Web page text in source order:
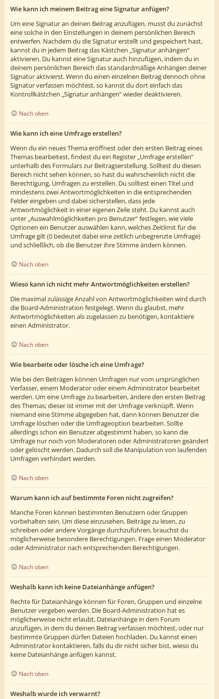
Wie kann ich meinem Beitrag eine Signatur anfügen?
Um eine Signatur an deinen Beitrag anzufügen, musst du zunächst
eine solche in den Einstellungen in deinem persönlichen Bereich
entwerfen. Nachdem du die Signatur erstellt und gespeichert hast,
kannst du in jedem Beitrag das Kästchen „Signatur anhängen“
aktivieren. Du kannst eine Signatur auch hinzufügen, indem du in
deinem persönlichen Bereich das standardmäßige Anhängen deiner
Signatur aktivierst. Wenn du einen einzelnen Beitrag dennoch ohne
Signatur verfassen möchtest, so kannst du dort einfach das
Kontrollkästchen „Signatur anhängen“ wieder deaktivieren.
Nach oben
Wie kann ich eine Umfrage erstellen?
Wenn du ein neues Thema eröffnest oder den ersten Beitrag eines
Themas bearbeitest, findest du ein Register „Umfrage erstellen“
unterhalb des Formulars zur Beitragserstellung. Solltest du diesen
Bereich nicht sehen können, so hast du wahrscheinlich nicht die
Berechtigung, Umfragen zu erstellen. Du solltest einen Titel und
mindestens zwei Antwortmöglichkeiten in die entsprechenden
Felder eingeben und dabei sicherstellen, dass jede
Antwortmöglichkeit in einer eigenen Zeile steht. Du kannst auch
unter „Auswahlmöglichkeiten pro Benutzer“ festlegen, wie viele
Optionen ein Benutzer auswählen kann, welches Zeitlimit für die
Umfrage gilt (0 bedeutet dabei eine zeitlich unbegrenzte Umfrage)
und schließlich, ob die Benutzer ihre Stimme ändern können.
Nach oben
Wieso kann ich nicht mehr Antwortmöglichkeiten erstellen?
Die maximal zulässige Anzahl von Antwortmöglichkeiten wird durch
die Board-Administration festgelegt. Wenn du glaubst, mehr
Antwortmöglichkeiten als zugelassen zu benötigen, kontaktiere
einen Administrator.
Nach oben
Wie bearbeite oder lösche ich eine Umfrage?
Wie bei den Beiträgen können Umfragen nur vom ursprünglichen
Verfasser, einem Moderator oder einem Administrator bearbeitet
werden. Um eine Umfrage zu bearbeiten, ändere den ersten Beitrag
des Themas; dieser ist immer mit der Umfrage verknüpft. Wenn
niemand eine Stimme abgegeben hat, dann können Benutzer die
Umfrage löschen oder die Umfrageoption bearbeiten. Sollte
allerdings schon ein Benutzer abgestimmt haben, so kann die
Umfrage nur noch von Moderatoren oder Administratoren geändert
oder gelöscht werden. Dadurch soll die Manipulation von laufenden
Umfragen verhindert werden.
Nach oben
Warum kann ich auf bestimmte Foren nicht zugreifen?
Manche Foren können bestimmten Benutzern oder Gruppen
vorbehalten sein. Um diese einzusehen, Beiträge zu lesen, zu
schreiben oder andere Vorgänge durchzuführen, brauchst du
möglicherweise besondere Berechtigungen. Frage einen Moderator
oder Administrator nach entsprechenden Berechtigungen.
Nach oben
Weshalb kann ich keine Dateianhänge anfügen?
Rechte für Dateianhänge können für Foren, Gruppen und einzelne
Benutzer vergeben werden. Die Board-Administration hat es
möglicherweise nicht erlaubt, Dateianhänge in dem Forum
anzufügen, in dem du deinen Beitrag verfassen möchtest, oder nur
bestimmte Gruppen dürfen Dateien hochladen. Du kannst einen
Administrator kontaktieren, falls du dir nicht sicher bist, wieso du
keine Dateianhänge anfügen kannst.
Nach oben
Weshalb wurde ich verwarnt?